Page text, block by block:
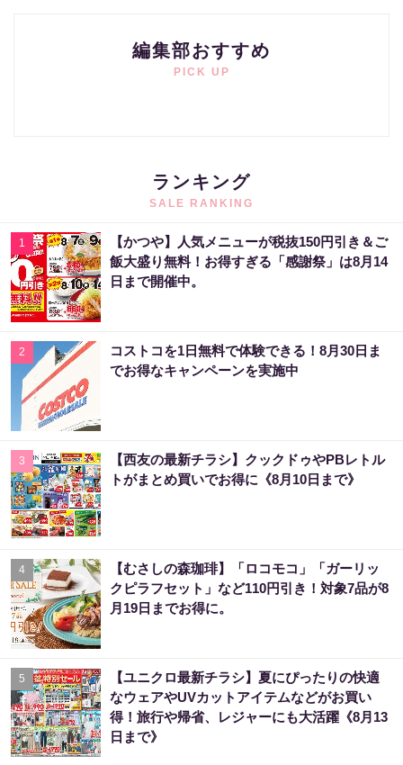
編集部おすすめ
PICK UP
ランキング
SALE RANKING
1
【かつや】人気メニューが税抜150円引き＆ご
飯大盛り無料！お得すぎる「感謝祭」は8月14
日まで開催中。
2
コストコを1日無料で体験できる！8月30日ま
でお得なキャンペーンを実施中
3
【西友の最新チラシ】クックドゥやPBレトル
トがまとめ買いでお得に《8月10日まで》
4
【むさしの森珈琲】「ロコモコ」「ガーリッ
クピラフセット」など110円引き！対象7品が8
月19日までお得に。
5
【ユニクロ最新チラシ】夏にぴったりの快適
なウェアやUVカットアイテムなどがお買い
得！旅行や帰省、レジャーにも大活躍《8月13
日まで》